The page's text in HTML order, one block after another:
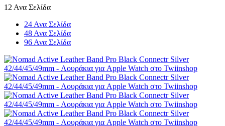
12 Ανα Σελίδα
24 Ανα Σελίδα
48 Ανα Σελίδα
96 Ανα Σελίδα